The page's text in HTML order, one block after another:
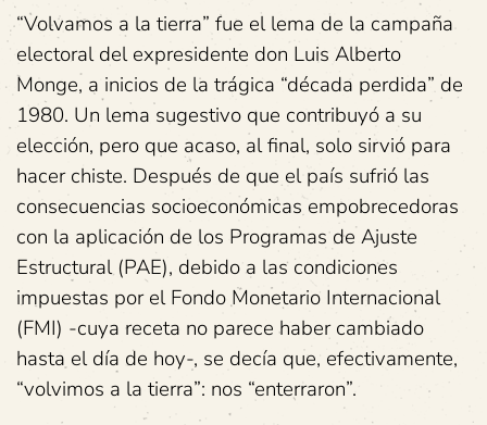
“Volvamos a la tierra” fue el lema de la campaña
electoral del expresidente don Luis Alberto
Monge, a inicios de la trágica “década perdida” de
1980. Un lema sugestivo que contribuyó a su
elección, pero que acaso, al final, solo sirvió para
hacer chiste. Después de que el país sufrió las
consecuencias socioeconómicas empobrecedoras
con la aplicación de los Programas de Ajuste
Estructural (PAE), debido a las condiciones
impuestas por el Fondo Monetario Internacional
(FMI) -cuya receta no parece haber cambiado
hasta el día de hoy-, se decía que, efectivamente,
“volvimos a la tierra”: nos “enterraron”.